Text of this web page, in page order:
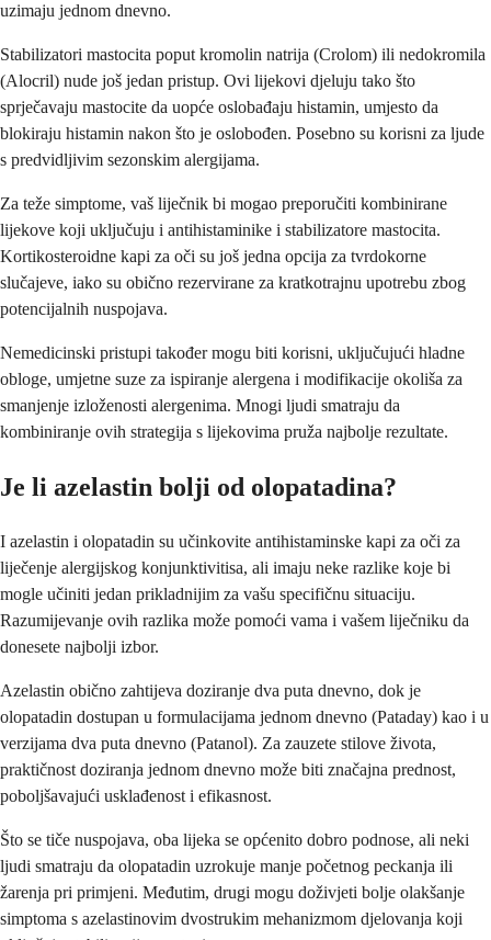
uzimaju jednom dnevno.
Stabilizatori mastocita poput kromolin natrija (Crolom) ili nedokromila
(Alocril) nude još jedan pristup. Ovi lijekovi djeluju tako što
sprječavaju mastocite da uopće oslobađaju histamin, umjesto da
blokiraju histamin nakon što je oslobođen. Posebno su korisni za ljude
s predvidljivim sezonskim alergijama.
Za teže simptome, vaš liječnik bi mogao preporučiti kombinirane
lijekove koji uključuju i antihistaminike i stabilizatore mastocita.
Kortikosteroidne kapi za oči su još jedna opcija za tvrdokorne
slučajeve, iako su obično rezervirane za kratkotrajnu upotrebu zbog
potencijalnih nuspojava.
Nemedicinski pristupi također mogu biti korisni, uključujući hladne
obloge, umjetne suze za ispiranje alergena i modifikacije okoliša za
smanjenje izloženosti alergenima. Mnogi ljudi smatraju da
kombiniranje ovih strategija s lijekovima pruža najbolje rezultate.
Je li azelastin bolji od olopatadina?
I azelastin i olopatadin su učinkovite antihistaminske kapi za oči za
liječenje alergijskog konjunktivitisa, ali imaju neke razlike koje bi
mogle učiniti jedan prikladnijim za vašu specifičnu situaciju.
Razumijevanje ovih razlika može pomoći vama i vašem liječniku da
donesete najbolji izbor.
Azelastin obično zahtijeva doziranje dva puta dnevno, dok je
olopatadin dostupan u formulacijama jednom dnevno (Pataday) kao i u
verzijama dva puta dnevno (Patanol). Za zauzete stilove života,
praktičnost doziranja jednom dnevno može biti značajna prednost,
poboljšavajući usklađenost i efikasnost.
Što se tiče nuspojava, oba lijeka se općenito dobro podnose, ali neki
ljudi smatraju da olopatadin uzrokuje manje početnog peckanja ili
žarenja pri primjeni. Međutim, drugi mogu doživjeti bolje olakšanje
simptoma s azelastinovim dvostrukim mehanizmom djelovanja koji